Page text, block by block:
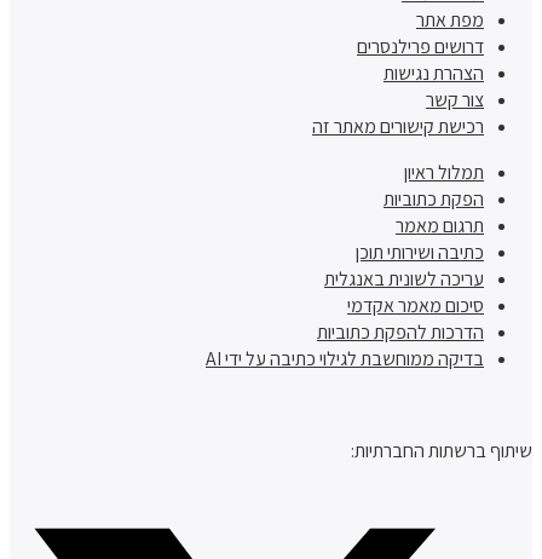
מפת אתר
דרושים פרילנסרים
הצהרת נגישות
צור קשר
רכישת קישורים מאתר זה
תמלול ראיון
הפקת כתוביות
תרגום מאמר
כתיבה ושירותי תוכן
עריכה לשונית באנגלית
סיכום מאמר אקדמי
הדרכות להפקת כתוביות
בדיקה ממוחשבת לגילוי כתיבה על ידי AI
שיתוף ברשתות החברתיות: